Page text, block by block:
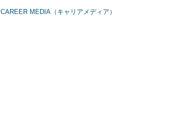
CAREER MEDIA（キャリアメディア）